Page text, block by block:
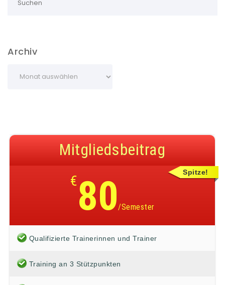
Archiv
Spitze!
Mitgliedsbeitrag
€80/Semester
Qualifizierte Trainerinnen und Trainer
Training an 3 Stützpunkten